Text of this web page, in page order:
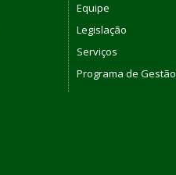
Equipe
Legislação
Serviços
Programa de Gestão